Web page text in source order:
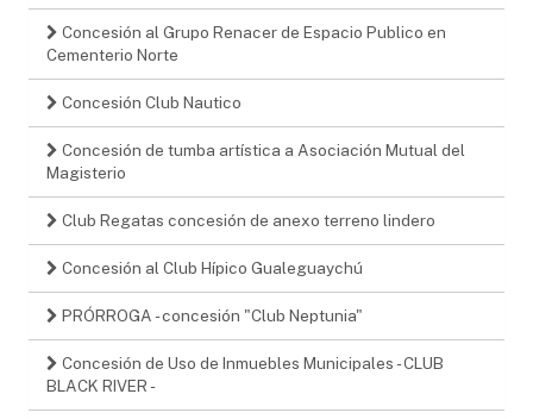
Concesión al Grupo Renacer de Espacio Publico en
Cementerio Norte
Concesión Club Nautico
Concesión de tumba artística a Asociación Mutual del
Magisterio
Club Regatas concesión de anexo terreno lindero
Concesión al Club Hípico Gualeguaychú
PRÓRROGA - concesión "Club Neptunia"
Concesión de Uso de Inmuebles Municipales - CLUB
BLACK RIVER -